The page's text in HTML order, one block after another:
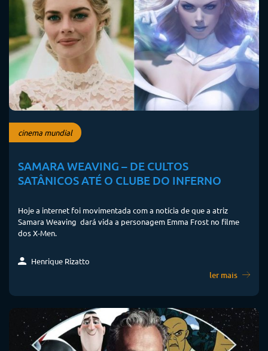
cinema mundial
SAMARA WEAVING – DE CULTOS
SATÂNICOS ATÉ O CLUBE DO INFERNO
Hoje a internet foi movimentada com a notícia de que a atriz
Samara Weaving dará vida a personagem Emma Frost no filme
dos X-Men.
Henrique Rizatto
ler mais